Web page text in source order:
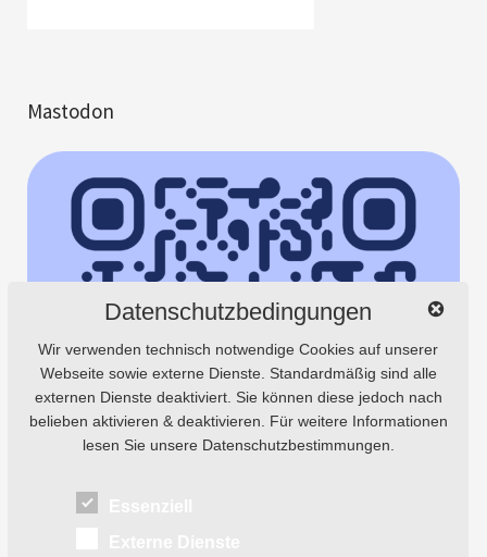
Mastodon
Datenschutzbedingungen
Wir verwenden technisch notwendige Cookies auf unserer
Webseite sowie externe Dienste. Standardmäßig sind alle
externen Dienste deaktiviert. Sie können diese jedoch nach
belieben aktivieren & deaktivieren. Für weitere Informationen
lesen Sie unsere Datenschutzbestimmungen.